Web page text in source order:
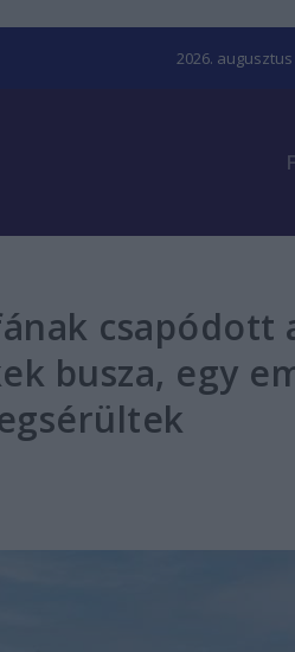
2026. augusztus
csapódott
busza, egy